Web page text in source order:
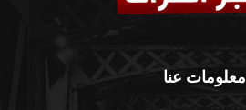
معلومات عنا